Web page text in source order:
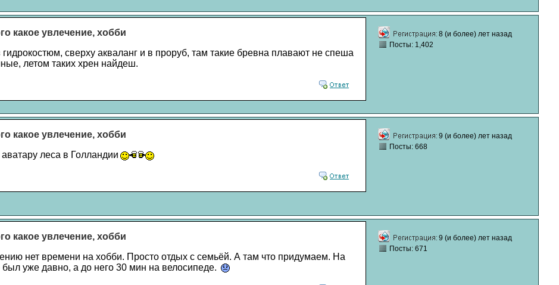
какое увлечение, хобби
сверху акваланг и в проруб, там такие бревна плавают не спеша
летом таких хрен найдеш.
8 (и более) лет назад
Посты: 1,402
какое увлечение, хобби
леса в Голландии
9 (и более) лет назад
Посты: 668
какое увлечение, хобби
нет времени на хобби. Просто отдых с семьёй. А там что придумаем. На
уже давно, а до него 30 мин на велосипеде.
9 (и более) лет назад
Посты: 671